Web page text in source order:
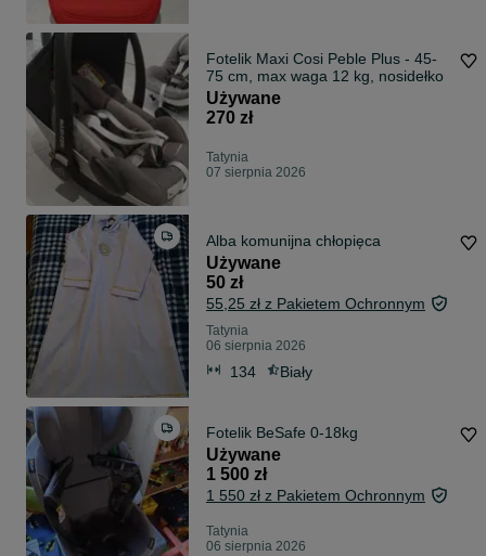
Fotelik Maxi Cosi Peble Plus - 45-
75 cm, max waga 12 kg, nosidełko
Używane
270 zł
Tatynia
07 sierpnia 2026
Alba komunijna chłopięca
Używane
50 zł
55,25 zł z Pakietem Ochronnym
Tatynia
06 sierpnia 2026
134 Biały
Fotelik BeSafe 0-18kg
Używane
1 500 zł
1 550 zł z Pakietem Ochronnym
Tatynia
06 sierpnia 2026